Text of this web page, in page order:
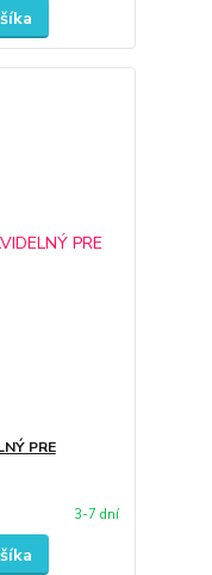
PRE
3-7 dní